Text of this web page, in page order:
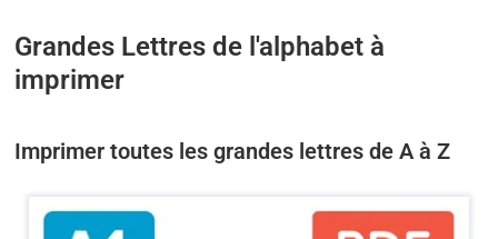
Grandes Lettres de l'alphabet à
imprimer
Imprimer toutes les grandes lettres de A à Z